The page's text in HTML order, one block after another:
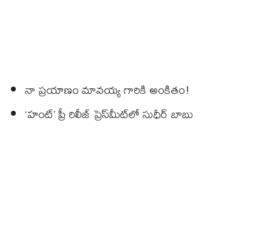
నా ప్రయాణం మావయ్య గారికి అంకితం!
‘హంట్’ ప్రీ రిలీజ్ ప్రెస్‌మీట్‌లో సుధీర్ బాబు